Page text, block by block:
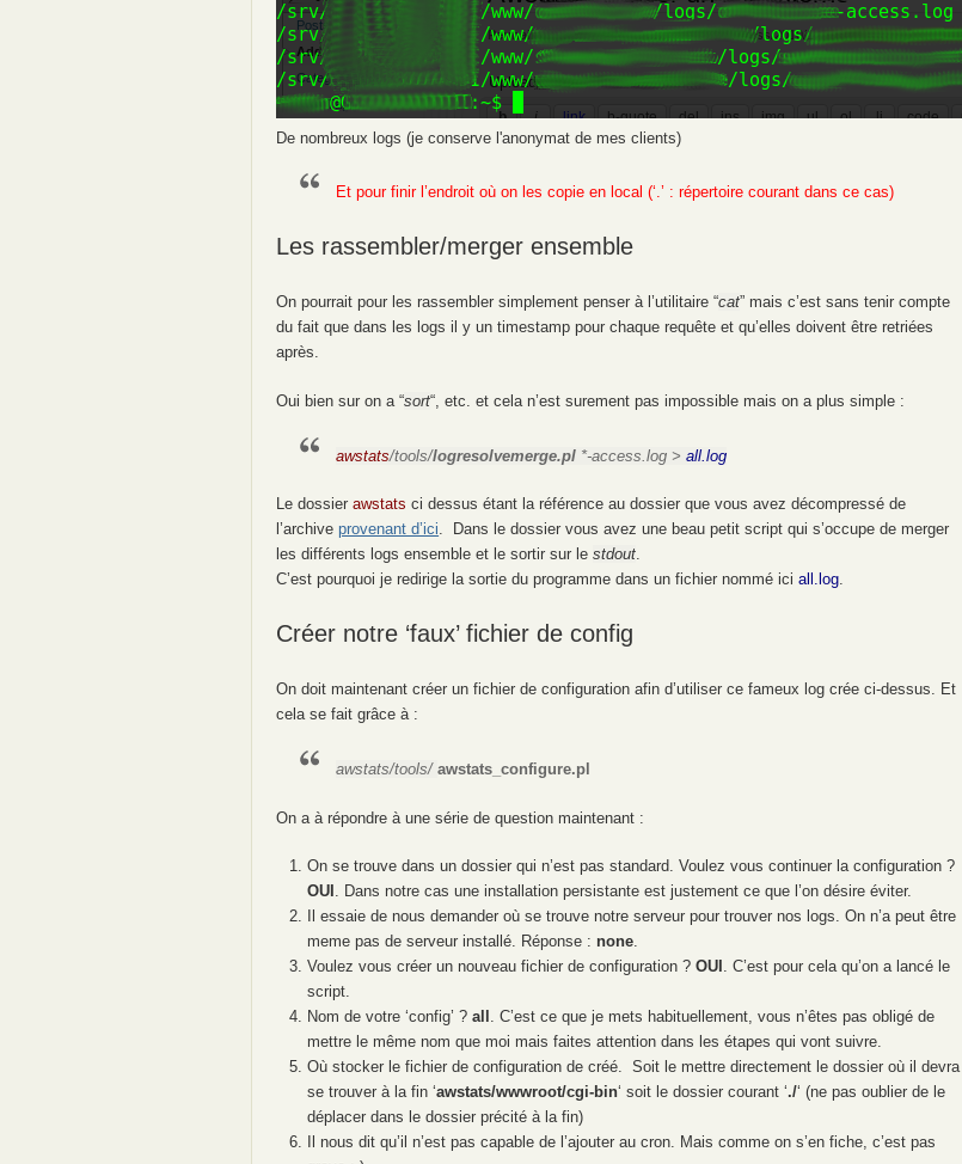
De nombreux logs (je conserve l'anonymat de mes clients)
Et pour finir l’endroit où on les copie en local (‘.’ : répertoire courant dans ce cas)
Les rassembler/merger ensemble
On pourrait pour les rassembler simplement penser à l’utilitaire “cat” mais c’est sans tenir compte
du fait que dans les logs il y un timestamp pour chaque requête et qu’elles doivent être retriées
après.
Oui bien sur on a “sort“, etc. et cela n’est surement pas impossible mais on a plus simple :
awstats/tools/logresolvemerge.pl*-access.log > all.log
Le dossierawstats ci dessus étant la référence au dossier que vous avez décompressé de
l’archiveprovenant d’ici. Dans le dossier vous avez une beau petit script qui s’occupe de merger
les différents logs ensemble et le sortir sur lestdout.
C’est pourquoi je redirige la sortie du programme dans un fichier nommé iciall.log.
Créer notre ‘faux’ fichier de config
On doit maintenant créer un fichier de configuration afin d’utiliser ce fameux log crée ci-dessus. Et
cela se fait grâce à :
awstats/tools/ awstats_configure.pl
On a à répondre à une série de question maintenant :
On se trouve dans un dossier qui n’est pas standard. Voulez vous continuer la configuration ?
OUI . Dans notre cas une installation persistante est justement ce que l’on désire éviter.
Il essaie de nous demander où se trouve notre serveur pour trouver nos logs. On n’a peut être
meme pas de serveur installé. Réponse : none.
Voulez vous créer un nouveau fichier de configuration ?OUI . C’est pour cela qu’on a lancé le
script.
Nom de votre ‘config’ ?all . C’est ce que je mets habituellement, vous n’êtes pas obligé de
mettre le même nom que moi mais faites attention dans les étapes qui vont suivre.
Où stocker le fichier de configuration de créé. Soit le mettre directement le dossier où il devra
se trouver à la fin ‘awstats/wwwroot/cgi-bin‘ soit le dossier courant ‘./‘ (ne pas oublier de le
déplacer dans le dossier précité à la fin)
Il nous dit qu’il n’est pas capable de l’ajouter au cron. Mais comme on s’en fiche, c’est pas